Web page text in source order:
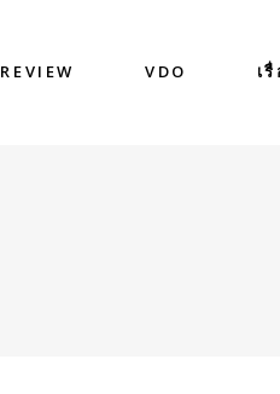
REVIEW VDO เ